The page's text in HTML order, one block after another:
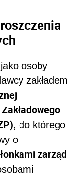
jako osoby
zakładem
, do którego
o
zarząd